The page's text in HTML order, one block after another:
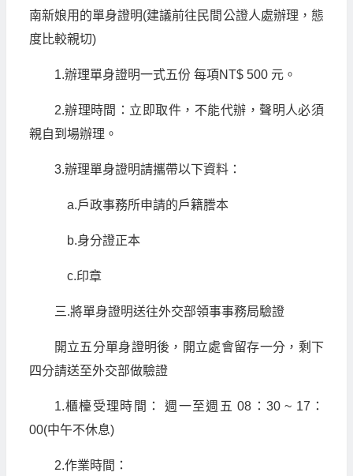
南新娘用的單身證明(建議前往民間公證人處辦理，態
度比較親切)
1.辦理單身證明一式五份 每項NT$ 500 元。
2.辦理時間：立即取件，不能代辦，聲明人必須
親自到場辦理。
3.辦理單身證明請攜帶以下資料：
a.戶政事務所申請的戶籍謄本
b.身分證正本
c.印章
三.將單身證明送往外交部領事事務局驗證
開立五分單身證明後，開立處會留存一分，剩下
四分請送至外交部做驗證
1.櫃檯受理時間： 週一至週五 08：30 ~ 17：
00(中午不休息)
2.作業時間：